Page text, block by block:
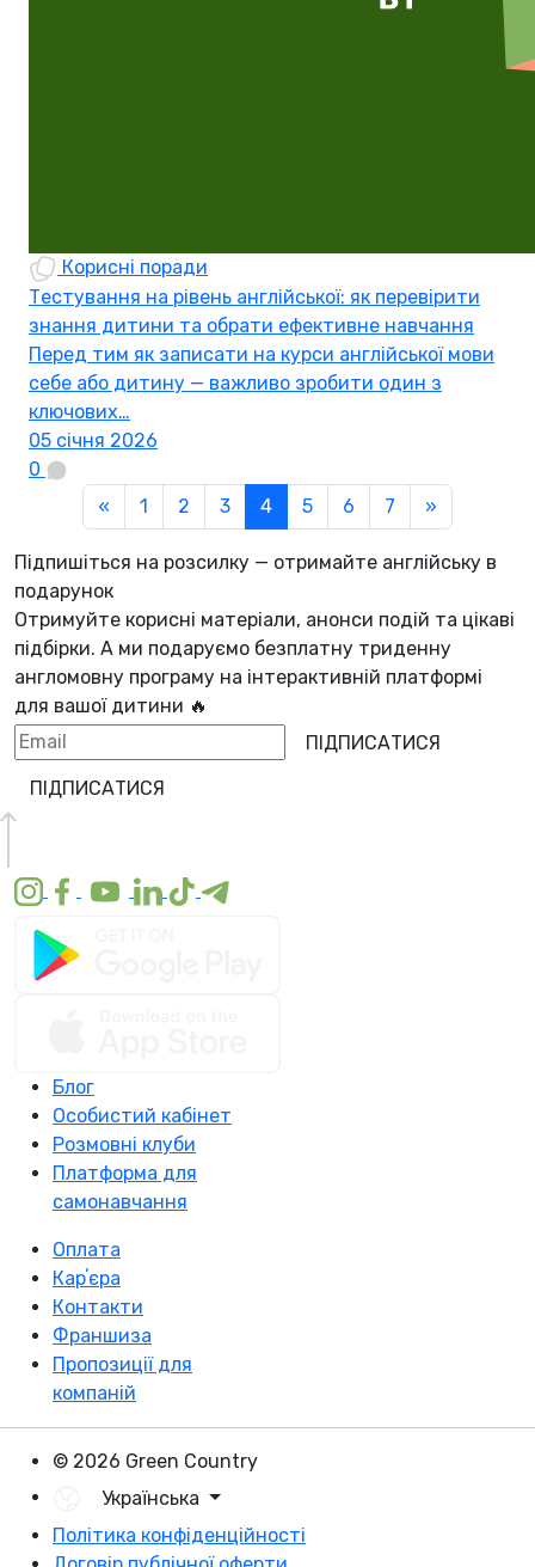
Корисні поради
Тестування на рівень англійської: як перевірити
знання дитини та обрати ефективне навчання
Перед тим як записати на курси англійської мови
себе або дитину — важливо зробити один з
ключових…
05 січня 2026
0
«
1 2 3 4 5 6 7 »
Підпишіться на розсилку — отримайте англійську в
подарунок
Отримуйте корисні матеріали, анонси подій та цікаві
підбірки. А ми подаруємо безплатну триденну
англомовну програму на інтерактивній платформі
для вашої дитини 🔥
ПІДПИСАТИСЯ
ПІДПИСАТИСЯ
Блог
Особистий кабінет
Розмовні клуби
Платформа для
самонавчання
Оплата
Карʼєра
Контакти
Франшиза
Пропозиції для
компаній
© 2026 Green Country
Українська
Політика конфіденційності